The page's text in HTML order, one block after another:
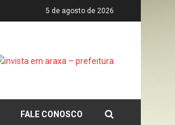
5 de agosto de 2026
FALE CONOSCO